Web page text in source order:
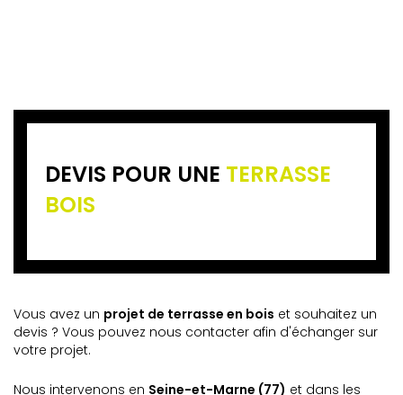
DEVIS POUR UNE TERRASSE
BOIS
Vous avez un projet de terrasse en bois et souhaitez un
devis ? Vous pouvez nous contacter afin d'échanger sur
votre projet.
Nous intervenons en Seine-et-Marne (77) et dans les